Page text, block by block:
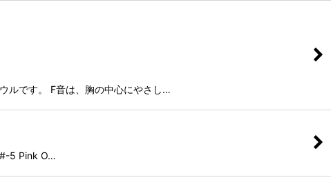
ルです。 F音は、胸の中心にやさし…
5 Pink O…